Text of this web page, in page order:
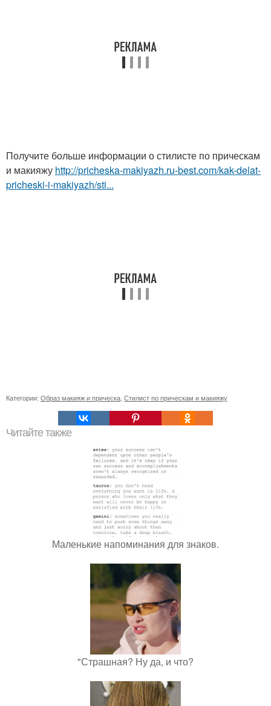
Получите больше информации о стилисте по прическам
и макияжу http://pricheska-makiyazh.ru-best.com/kak-delat-
pricheski-i-makiyazh/sti...
Категории: Образ макияж и прическа, Стилист по прическам и макияжу
Читайте также
Маленькие напоминания для знаков.
"Страшная? Ну да, и что?